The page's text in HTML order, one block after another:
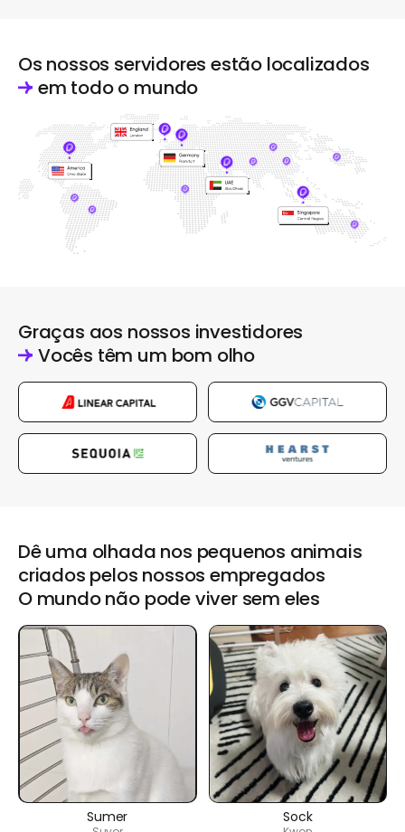
Os nossos servidores estão localizados
em todo o mundo
Graças aos nossos investidores
Vocês têm um bom olho
Dê uma olhada nos pequenos animais
criados pelos nossos empregados
O mundo não pode viver sem eles
Sumer Sock